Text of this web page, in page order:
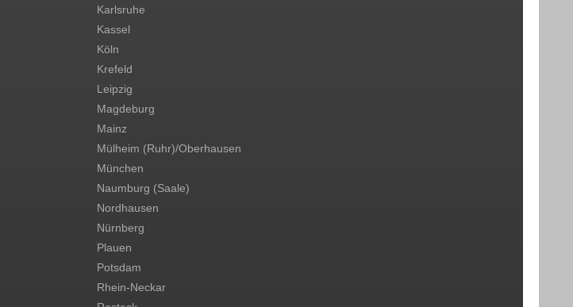
Karlsruhe
Kassel
Köln
Krefeld
Leipzig
Magdeburg
Mainz
Mülheim (Ruhr)/Oberhausen
München
Naumburg (Saale)
Nordhausen
Nürnberg
Plauen
Potsdam
Rhein-Neckar